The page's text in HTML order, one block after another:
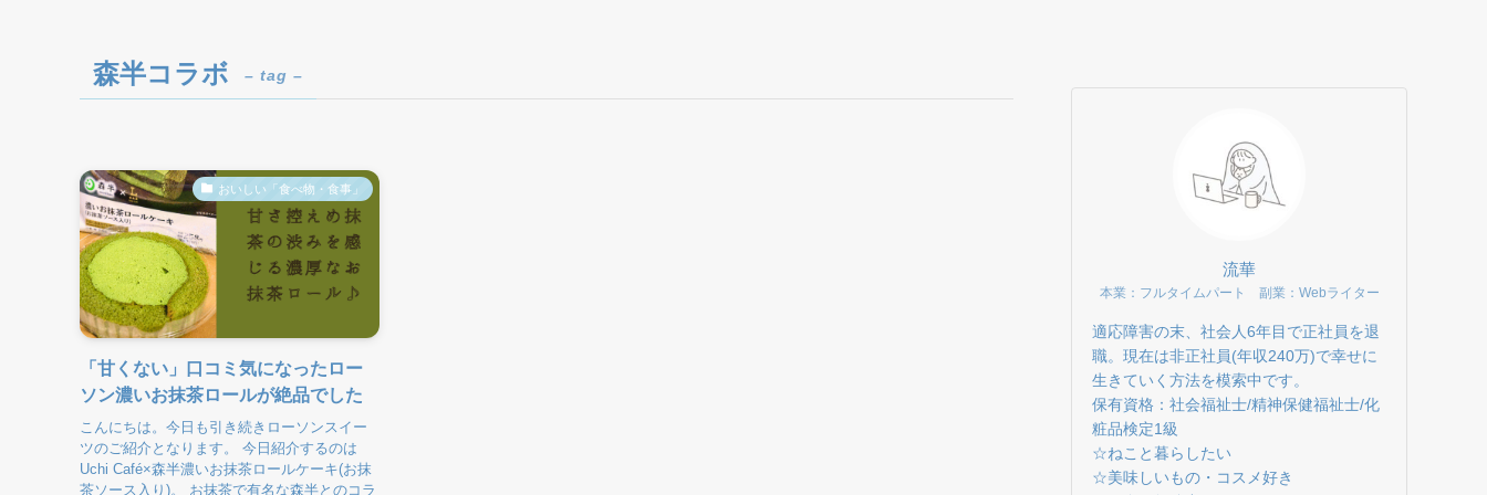
森半コラボ – tag –
おいしい「食べ物・食事」
「甘くない」口コミ気になったロー
ソン濃いお抹茶ロールが絶品でした
こんにちは。今日も引き続きローソンスイー
ツのご紹介となります。 今日紹介するのは
Uchi Café×森半濃いお抹茶ロールケーキ(お抹
茶ソース入り)。 お抹茶で有名な森半とのコラ
流華
本業：フルタイムパート 副業：Webライター
適応障害の末、社会人6年目で正社員を退
職。現在は非正社員(年収240万)で幸せに
生きていく方法を模索中です。
保有資格：社会福祉士/精神保健福祉士/化
粧品検定1級
☆ねこと暮らしたい
☆美味しいもの・コスメ好き